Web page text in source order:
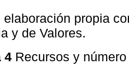
elaboración propia
y de Valores.
4 Recursos y